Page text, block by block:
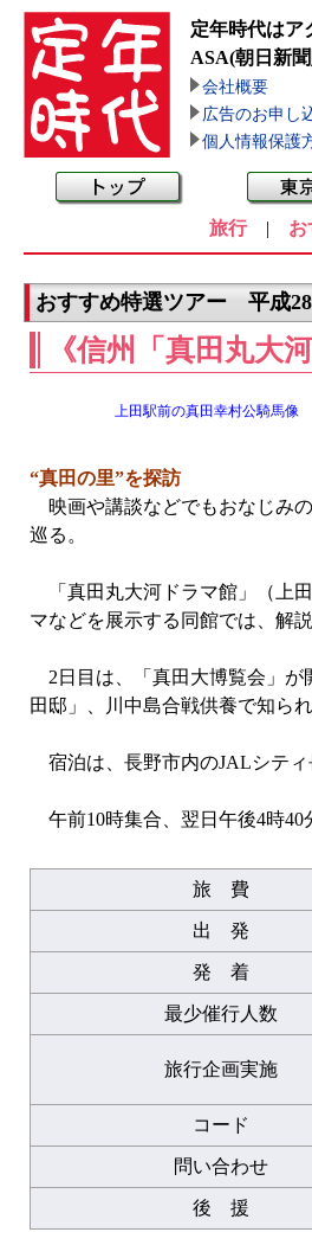
定年時代はア
ASA(朝日新
会社概要
広告のお申し
個人情報保護
旅行| お
おすすめ特選ツアー 平成
《信州「真田丸大
上田駅前の真田幸村公騎馬像
“真田の里”を探訪
映画や講談などでもおなじみ
巡る。
「真田丸大河ドラマ館」（上
マなどを展示する同館では、解
2日目は、「真田大博覧会」が
田邸」、川中島合戦供養で知ら
宿泊は、長野市内のJALシティ
午前10時集合、翌日午後4時40
旅 費
出 発
発 着
最少催行人数
旅行企画実施
コード
問い合わせ
後 援